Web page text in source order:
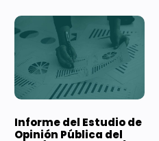
Informe del Estudio de
Opinión Pública del